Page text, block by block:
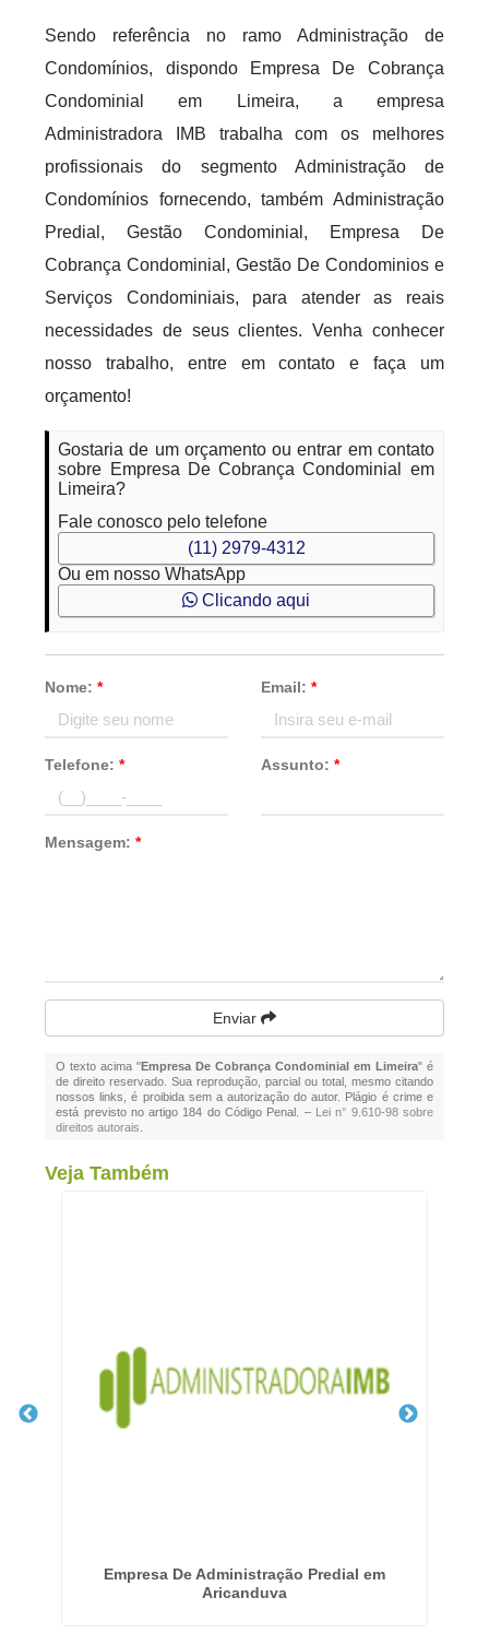
Sendo referência no ramo Administração de
Condomínios, dispondo Empresa De Cobrança
Condominial em Limeira, a empresa
Administradora IMB trabalha com os melhores
profissionais do segmento Administração de
Condomínios fornecendo, também Administração
Predial, Gestão Condominial, Empresa De
Cobrança Condominial, Gestão De Condominios e
Serviços Condominiais, para atender as reais
necessidades de seus clientes. Venha conhecer
nosso trabalho, entre em contato e faça um
orçamento!
Gostaria de um orçamento ou entrar em contato
sobre Empresa De Cobrança Condominial em
Limeira?
Fale conosco pelo telefone
(11) 2979-4312
Ou em nosso WhatsApp
Clicando aqui
Nome:* Email: *
Telefone:* Assunto: *
Mensagem:*
Enviar
O texto acima "Empresa De Cobrança Condominial em Limeira" é
de direito reservado. Sua reprodução, parcial ou total, mesmo citando
nossos links, é proibida sem a autorização do autor. Plágio é crime e
está previsto no artigo 184 do Código Penal. – Lei n° 9.610-98 sobre
direitos autorais
Veja Também
Empresa De Administração Predial em
Aricanduva